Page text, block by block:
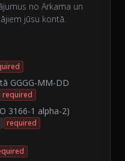
no Arkama un
jūsu kontā.
GGGG-MM-DD
required
3166-1 alpha-2)
required